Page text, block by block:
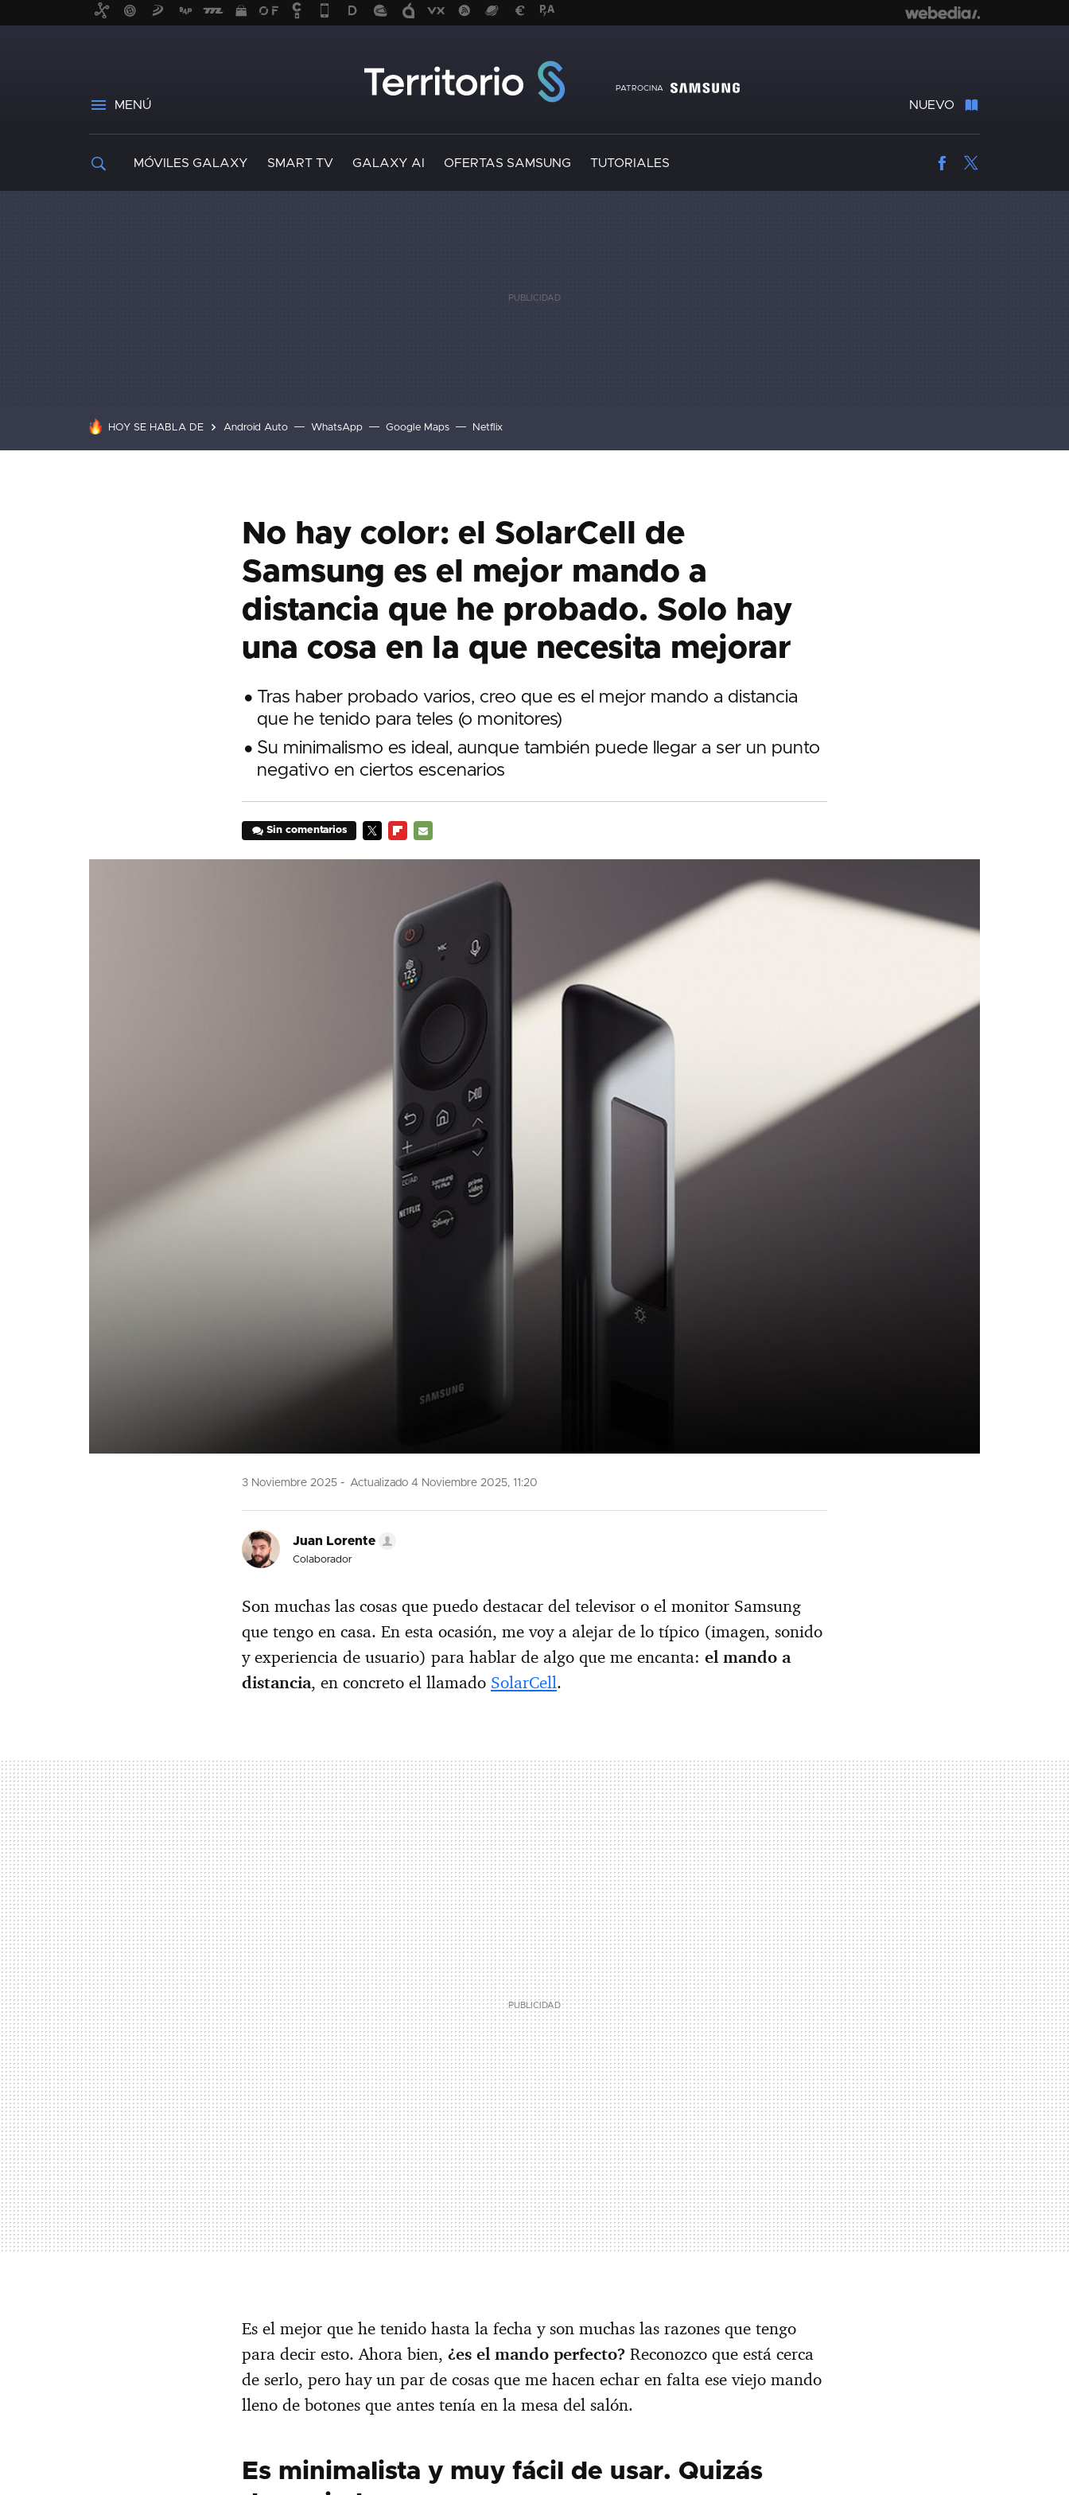
PATROCINA
MENÚ NUEVO
MÓVILES GALAXY SMART TV GALAXY AI OFERTAS SAMSUNG TUTORIALES Facebook
HOY SE HABLA DE Android Auto WhatsApp Google Maps Netflix
No hay color: el SolarCell de
Samsung es el mejor mando a
distancia que he probado. Solo hay
una cosa en la que necesita mejorar
Tras haber probado varios, creo que es el mejor mando a distancia
que he tenido para teles (o monitores)
Su minimalismo es ideal, aunque también puede llegar a ser un punto
negativo en ciertos escenarios
Sin comentarios
3 Noviembre 2025 Actualizado 4 Noviembre 2025, 11:20
Juan Lorente
Colaborador
Son muchas las cosas que puedo destacar del televisor o el monitor Samsung
que tengo en casa. En esta ocasión, me voy a alejar de lo típico (imagen, sonido
y experiencia de usuario) para hablar de algo que me encanta: el mando a
distancia, en concreto el llamado SolarCell.
Es el mejor que he tenido hasta la fecha y son muchas las razones que tengo
para decir esto. Ahora bien, ¿es el mando perfecto? Reconozco que está cerca
de serlo, pero hay un par de cosas que me hacen echar en falta ese viejo mando
lleno de botones que antes tenía en la mesa del salón.
Es minimalista y muy fácil de usar. Quizás